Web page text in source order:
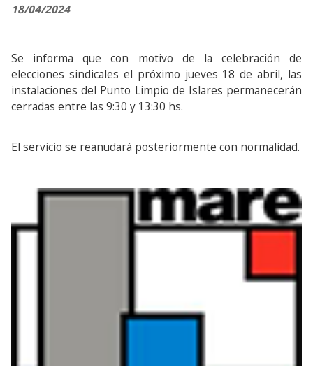
18/04/2024
Se informa que con motivo de la celebración de
elecciones sindicales el próximo jueves 18 de abril, las
instalaciones del Punto Limpio de Islares permanecerán
cerradas entre las 9:30 y 13:30 hs.
El servicio se reanudará posteriormente con normalidad.